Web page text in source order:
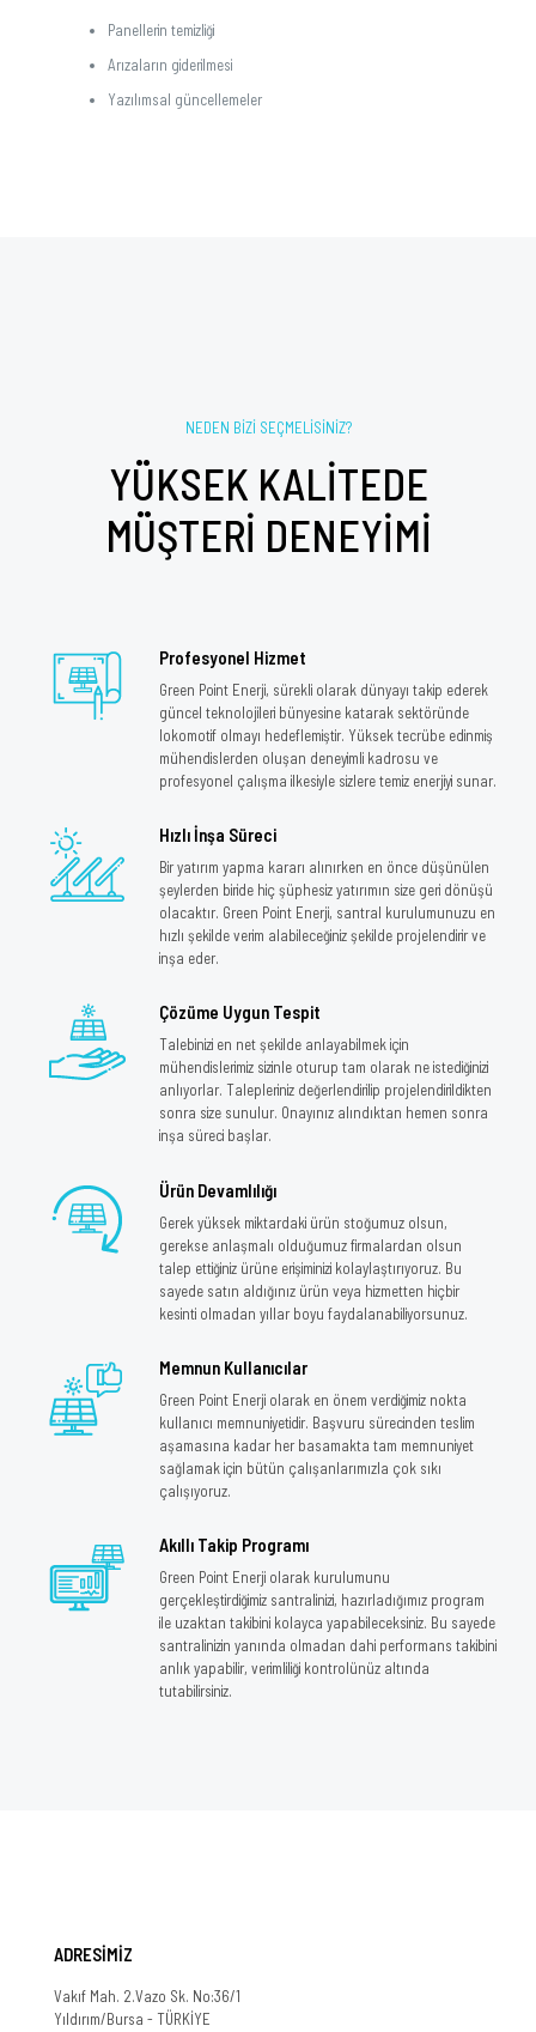
Panellerin temizliği
Arızaların giderilmesi
Yazılımsal güncellemeler
NEDEN BİZİ SEÇMELİSİNİZ?
YÜKSEK KALİTEDE
MÜŞTERİ DENEYİMİ
Profesyonel Hizmet
Green Point Enerji, sürekli olarak dünyayı takip ederek
güncel teknolojileri bünyesine katarak sektöründe
lokomotif olmayı hedeflemiştir. Yüksek tecrübe edinmiş
mühendislerden oluşan deneyimli kadrosu ve
profesyonel çalışma ilkesiyle sizlere temiz enerjiyi sunar.
Hızlı İnşa Süreci
Bir yatırım yapma kararı alınırken en önce düşünülen
şeylerden biride hiç şüphesiz yatırımın size geri dönüşü
olacaktır. Green Point Enerji, santral kurulumunuzu en
hızlı şekilde verim alabileceğiniz şekilde projelendirir ve
inşa eder.
Çözüme Uygun Tespit
Talebinizi en net şekilde anlayabilmek için
mühendislerimiz sizinle oturup tam olarak ne istediğinizi
anlıyorlar. Talepleriniz değerlendirilip projelendirildikten
sonra size sunulur. Onayınız alındıktan hemen sonra
inşa süreci başlar.
Ürün Devamlılığı
Gerek yüksek miktardaki ürün stoğumuz olsun,
gerekse anlaşmalı olduğumuz firmalardan olsun
talep ettiğiniz ürüne erişiminizi kolaylaştırıyoruz. Bu
sayede satın aldığınız ürün veya hizmetten hiçbir
kesinti olmadan yıllar boyu faydalanabiliyorsunuz.
Memnun Kullanıcılar
Green Point Enerji olarak en önem verdiğimiz nokta
kullanıcı memnuniyetidir. Başvuru sürecinden teslim
aşamasına kadar her basamakta tam memnuniyet
sağlamak için bütün çalışanlarımızla çok sıkı
çalışıyoruz.
Akıllı Takip Programı
Green Point Enerji olarak kurulumunu
gerçekleştirdiğimiz santralinizi, hazırladığımız program
ile uzaktan takibini kolayca yapabileceksiniz. Bu sayede
santralinizin yanında olmadan dahi performans takibini
anlık yapabilir, verimliliği kontrolünüz altında
tutabilirsiniz.
ADRESİMİZ
Vakıf Mah. 2.Vazo Sk. No:36/1
Yıldırım/Bursa - TÜRKİYE